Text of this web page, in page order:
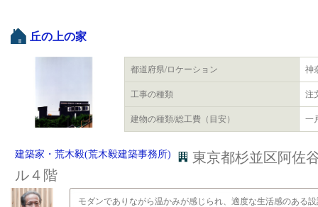
丘の上の家
都道府県/ロケーション 神
工事の種類 注
建物の種類/総工費（目安） 一
建築家・荒木毅(荒木毅建築事務所)
東京都杉並区阿佐
ル４階
モダンでありながら温かみが感じられ、適度な生活感のある